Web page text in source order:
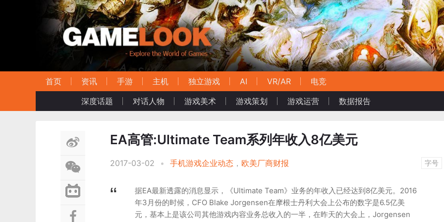
首页 资讯 手游 主机 独立游戏 AI VR/AR
电竞
深度话题
对话人物 游戏美术 游戏策划 游戏运营 数据报告
EA高管:Ultimate Team系列年收入8亿美元
2017-03-02 • 手机游戏企业动态 ， 欧美厂商财报 字号
据EA最新透露的消息显示，《Ultimate Team》业务的年收入已经达到8亿美元。2016
年3月份的时候，CFO Blake Jorgensen在摩根士丹利大会上公布的数字是6.5亿美
元，基本上是该公司其他游戏内容业务总收入的一半，在昨天的大会上，Jorgensen